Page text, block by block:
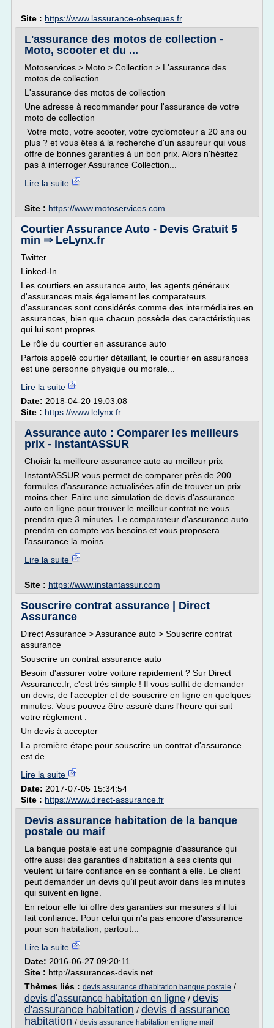
Site : https://www.lassurance-obseques.fr
L'assurance des motos de collection -
Moto, scooter et du ...
Motoservices > Moto > Collection > L'assurance des
motos de collection
L'assurance des motos de collection
Une adresse à recommander pour l'assurance de votre
moto de collection
Votre moto, votre scooter, votre cyclomoteur a 20 ans ou
plus ? et vous êtes à la recherche d'un assureur qui vous
offre de bonnes garanties à un bon prix. Alors n'hésitez
pas à interroger Assurance Collection...
Lire la suite
Site : https://www.motoservices.com
Courtier Assurance Auto - Devis Gratuit 5
min ⇒ LeLynx.fr
Twitter
Linked-In
Les courtiers en assurance auto, les agents généraux
d'assurances mais également les comparateurs
d'assurances sont considérés comme des intermédiaires en
assurances, bien que chacun possède des caractéristiques
qui lui sont propres.
Le rôle du courtier en assurance auto
Parfois appelé courtier détaillant, le courtier en assurances
est une personne physique ou morale...
Lire la suite
Date: 2018-04-20 19:03:08
Site : https://www.lelynx.fr
Assurance auto : Comparer les meilleurs
prix - instantASSUR
Choisir la meilleure assurance auto au meilleur prix
InstantASSUR vous permet de comparer près de 200
formules d'assurance actualisées afin de trouver un prix
moins cher. Faire une simulation de devis d'assurance
auto en ligne pour trouver le meilleur contrat ne vous
prendra que 3 minutes. Le comparateur d'assurance auto
prendra en compte vos besoins et vous proposera
l'assurance la moins...
Lire la suite
Site : https://www.instantassur.com
Souscrire contrat assurance | Direct
Assurance
Direct Assurance > Assurance auto > Souscrire contrat
assurance
Souscrire un contrat assurance auto
Besoin d'assurer votre voiture rapidement ? Sur Direct
Assurance.fr, c'est très simple ! Il vous suffit de demander
un devis, de l'accepter et de souscrire en ligne en quelques
minutes. Vous pouvez être assuré dans l'heure qui suit
votre règlement .
Un devis à accepter
La première étape pour souscrire un contrat d'assurance
est de...
Lire la suite
Date: 2017-07-05 15:34:54
Site : https://www.direct-assurance.fr
Devis assurance habitation de la banque
postale ou maif
La banque postale est une compagnie d'assurance qui
offre aussi des garanties d'habitation à ses clients qui
veulent lui faire confiance en se confiant à elle. Le client
peut demander un devis qu'il peut avoir dans les minutes
qui suivent en ligne.
En retour elle lui offre des garanties sur mesures s'il lui
fait confiance. Pour celui qui n'a pas encore d'assurance
pour son habitation, partout...
Lire la suite
Date: 2016-06-27 09:20:11
Site : http://assurances-devis.net
Thèmes liés : devis assurance d'habitation banque postale /
devis d'assurance habitation en ligne / devis
d'assurance habitation / devis d assurance
habitation / devis assurance habitation en ligne maif